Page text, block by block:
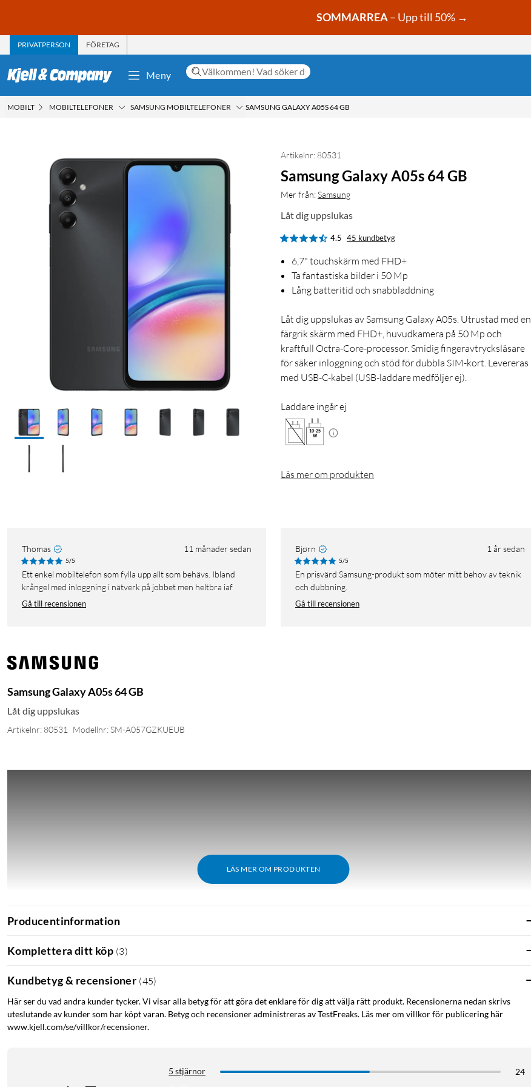
SOMMARREA– Upp till 50% →
PRIVATPERSON FÖRETAG
Meny
MOBILT MOBILTELEFONER SAMSUNG MOBILTELEFONER SAMSUNG GALAXY A05S 64 GB
Artikelnr: 80531
Samsung Galaxy A05s 64 GB
Mer från:Samsung
Låt dig uppslukas
4.5 45 kundbetyg
6,7" touchskärm med FHD+
Ta fantastiska bilder i 50 Mp
Lång batteritid och snabbladdning
Låt dig uppslukas av Samsung Galaxy A05s. Utrustad med en
färgrik skärm med FHD+, huvudkamera på 50 Mp och
kraftfull Octra-Core-processor. Smidig fingeravtrycksläsare
för säker inloggning och stöd för dubbla SIM-kort. Levereras
med USB-C-kabel (USB-laddare medföljer ej).
Laddare ingår ej
10-25
W
Läs mer om produkten
Thomas 11 månader sedan
5/5
Ett enkel mobiltelefon som fylla upp allt som behävs. Ibland
krångel med inloggning i nätverk på jobbet men heltbra iaf
Gå till recensionen
Bjørn 1 år sedan
5/5
En prisvärd Samsung-produkt som möter mitt behov av teknik
och dubbning.
Gå till recensionen
Samsung Galaxy A05s 64 GB
Låt dig uppslukas
Artikelnr: 80531 Modellnr: SM-A057GZKUEUB
LÄS MER OM PRODUKTEN
Producentinformation
Komplettera ditt köp (3)
Kundbetyg & recensioner (45)
Här ser du vad andra kunder tycker. Vi visar alla betyg för att göra det enklare för dig att välja rätt produkt. Recensionerna nedan skrivs
uteslutande av kunder som har köpt varan. Betyg och recensioner administreras av TestFreaks. Läs mer om villkor för publicering här
www.kjell.com/se/villkor/recensioner.
5 stjärnor
24